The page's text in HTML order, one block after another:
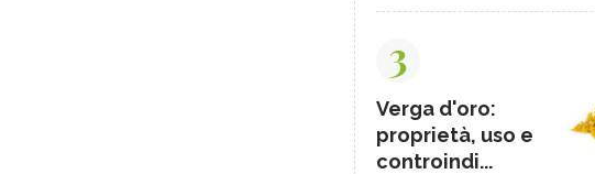
3
Verga d'oro:
proprietà, uso e
controindi...